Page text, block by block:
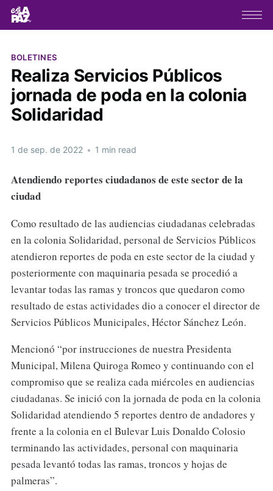
BOLETINES
Realiza Servicios Públicos
jornada de poda en la colonia
Solidaridad
1 de sep. de 2022 • 1 min read
Atendiendo reportes ciudadanos de este sector de la
ciudad
Como resultado de las audiencias ciudadanas celebradas
en la colonia Solidaridad, personal de Servicios Públicos
atendieron reportes de poda en este sector de la ciudad y
posteriormente con maquinaria pesada se procedió a
levantar todas las ramas y troncos que quedaron como
resultado de estas actividades dio a conocer el director de
Servicios Públicos Municipales, Héctor Sánchez León.
Mencionó “por instrucciones de nuestra Presidenta
Municipal, Milena Quiroga Romeo y continuando con el
compromiso que se realiza cada miércoles en audiencias
ciudadanas. Se inició con la jornada de poda en la colonia
Solidaridad atendiendo 5 reportes dentro de andadores y
frente a la colonia en el Bulevar Luis Donaldo Colosio
terminando las actividades, personal con maquinaria
pesada levantó todas las ramas, troncos y hojas de
palmeras”.